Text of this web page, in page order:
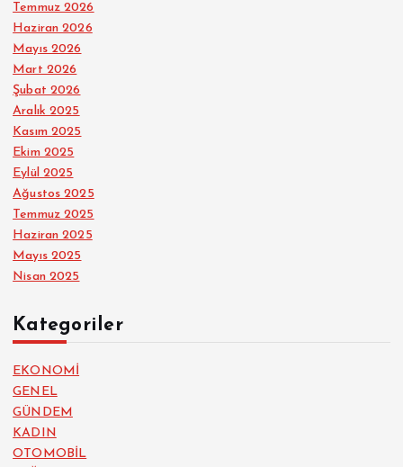
Temmuz 2026
Haziran 2026
Mayıs 2026
Mart 2026
Şubat 2026
Aralık 2025
Kasım 2025
Ekim 2025
Eylül 2025
Ağustos 2025
Temmuz 2025
Haziran 2025
Mayıs 2025
Nisan 2025
Kategoriler
EKONOMİ
GENEL
GÜNDEM
KADIN
OTOMOBİL